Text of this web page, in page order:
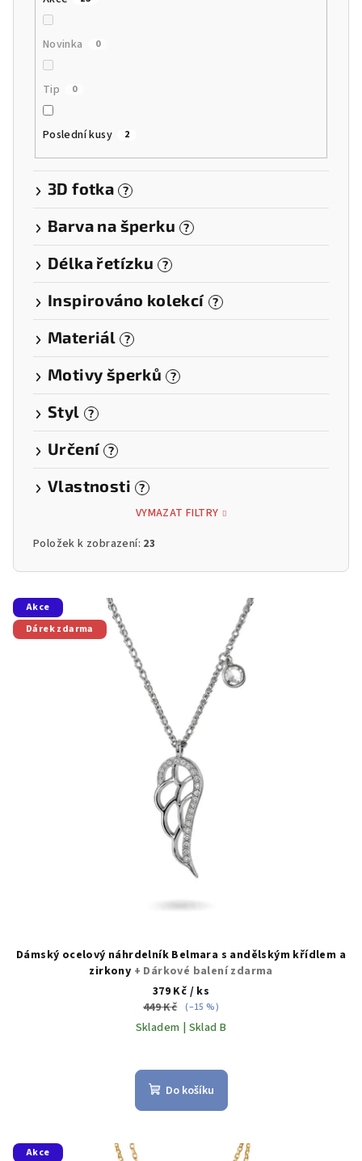
Novinka 0
Tip 0
Poslední kusy 2
3D fotka ?
Barva na šperku ?
Délka řetízku ?
Inspirováno kolekcí ?
Materiál ?
Motivy šperků ?
Styl ?
Určení ?
Vlastnosti ?
VYMAZAT FILTRY
Položek k zobrazení: 23
V
ý
p
Akce
Dárek zdarma
Dámský ocelový náhrdelník Belmara s andělským křídlem a
zirkony + Dárkové balení zdarma
379 Kč / ks
449 Kč (–15 %)
Skladem | Sklad B
Do košíku
Akce